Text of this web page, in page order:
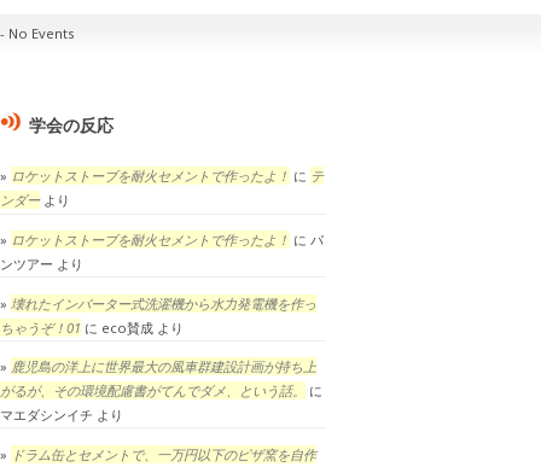
No Events
学会の反応
ロケットストーブを耐火セメントで作ったよ！ に テ
ンダーより
ロケットストーブを耐火セメントで作ったよ！ に パ
ンツアー より
壊れたインバーター式洗濯機から水力発電機を作っ
ちゃうぞ！01 に eco賛成 より
鹿児島の洋上に世界最大の風車群建設計画が持ち上
がるが、その環境配慮書がてんでダメ、という話。
に
マエダシンイチ より
ドラム缶とセメントで、一万円以下のピザ窯を自作